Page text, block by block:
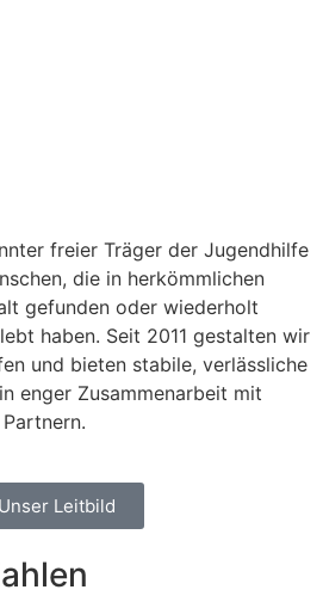
freier Träger der Jugendhilfe
die in herkömmlichen
gefunden oder wiederholt
haben. Seit 2011 gestalten wir
und bieten stabile, verlässliche
enger Zusammenarbeit mit
Unser Leitbild